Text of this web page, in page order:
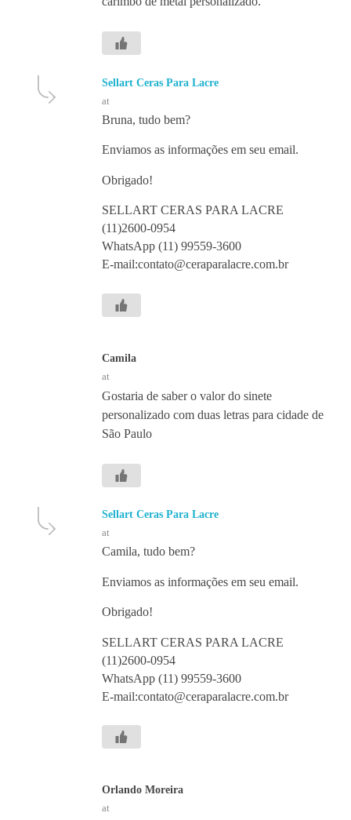
Sellart Ceras Para Lacre
at
Bruna, tudo bem?
Enviamos as informações em seu email.
Obrigado!
SELLART CERAS PARA LACRE
(11)2600-0954
WhatsApp (11) 99559-3600
E-mail:contato@ceraparalacre.com.br
Camila
at
Gostaria de saber o valor do sinete
personalizado com duas letras para cidade de
São Paulo
Sellart Ceras Para Lacre
at
Camila, tudo bem?
Enviamos as informações em seu email.
Obrigado!
SELLART CERAS PARA LACRE
(11)2600-0954
WhatsApp (11) 99559-3600
E-mail:contato@ceraparalacre.com.br
Orlando Moreira
at